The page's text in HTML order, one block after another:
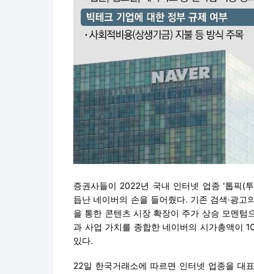
증권사들이 2022년 국내 인터넷 업종 '톱픽(
듭난 네이버의 손을 들어줬다. 기존 검색·광
을 통한 콘텐츠 시장 확장이 주가 상승 모멘텀
과 사업 가치를 종합한 네이버의 시가총액이
있다.
22일 한국거래소에 따르면 인터넷 업종을 대